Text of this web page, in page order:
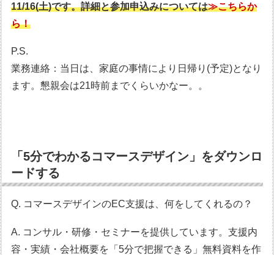
11/16(土)です。詳細と参加申込みについては≫こちらか
ら！
P.S.
業務連絡：当日は、家庭の事情により日帰り(予定)となり
ます。懇親会は21時前までくらいかなー。。
「5分でわかるコマースデザイン」をダウンロ
ードする
Q. コマースデザインのEC支援は、何をしてくれるの？
A. コンサル・研修・セミナーを提供しています。支援内
容・実績・会社概要を「5分で把握できる」無料資料を作